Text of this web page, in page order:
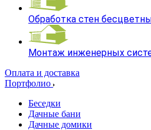
Обработка стен
Монтаж инженерных
Оплата и доставка
Портфолио
Беседки
Дачные бани
Дачные домики